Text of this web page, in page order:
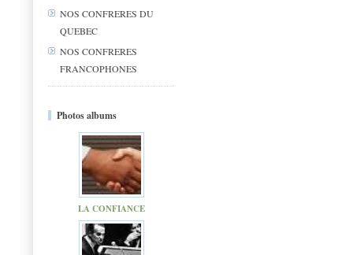
NOS CONFRERES DU
QUEBEC
NOS CONFRERES
FRANCOPHONES
Photos albums
LA CONFIANCE